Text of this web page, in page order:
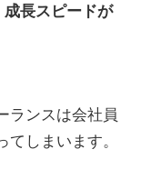
長スピードが
ランスは会社員
しまいます。